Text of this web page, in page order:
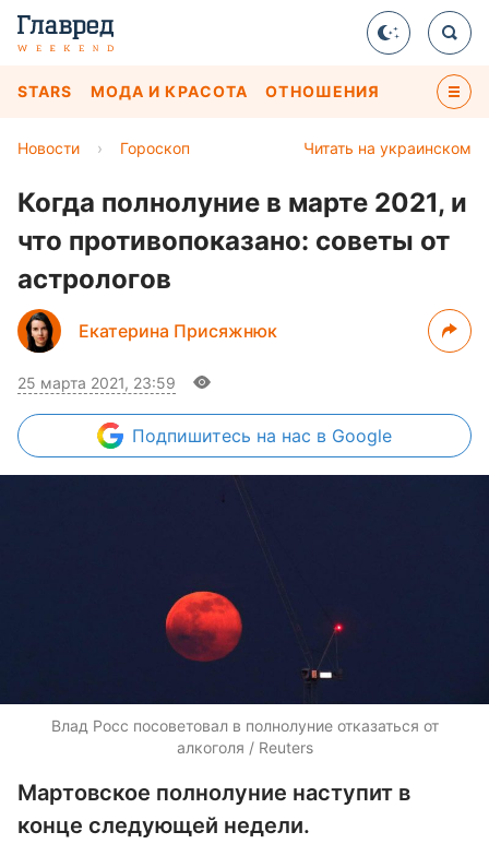
STARS МОДА И КРАСОТА ОТНОШЕНИЯ
Читать на украинском
Новости › Гороскоп
Когда полнолуние в марте 2021, и
что противопоказано: советы от
астрологов
Екатерина Присяжнюк
25 марта 2021, 23:59
Подпишитесь на нас в Google
Влад Росс посоветовал в полнолуние отказаться от
алкоголя / Reuters
Мартовское полнолуние наступит в
конце следующей недели.